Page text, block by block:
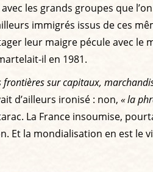
les grands groupes que
immigrés issus de ces
leur maigre pécule avec le
il en 1981.
sur capitaux,
d’ailleurs ironisé : non, « la
La France insoumise,
Et la mondialisation en est le